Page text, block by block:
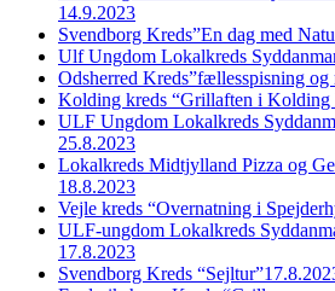
14.9.2023
Svendborg Kreds”En dag med
Ulf Ungdom Lokalkreds
Odsherred Kreds”fællesspisning og
Kolding kreds “Grillaften i Kolding
ULF Ungdom Lokalkreds
25.8.2023
Lokalkreds Midtjylland Pizza og
18.8.2023
Vejle kreds “Overnatning i
ULF-ungdom Lokalkreds
17.8.2023
Svendborg Kreds